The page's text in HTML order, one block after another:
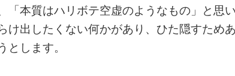
「本質はハリボテ空虚のようなもの」と思
け出したくない何かがあり、ひた隠すため
とします。